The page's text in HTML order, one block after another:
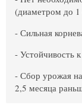
(диаметром до
- Сильная
- Устойчивость
- Сбор урожая
2,5 месяца